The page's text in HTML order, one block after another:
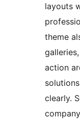
layouts
theme
action
clearly.